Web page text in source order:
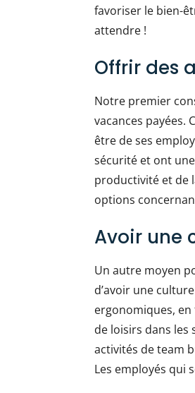
favoriser le bien-
attendre !
Offrir des
Notre premier
vacances payées.
être de ses
sécurité et ont
productivité et de
options
Avoir une
Un autre moyen
d’avoir une
ergonomiques,
de loisirs dans les
activités de team
Les employés qui